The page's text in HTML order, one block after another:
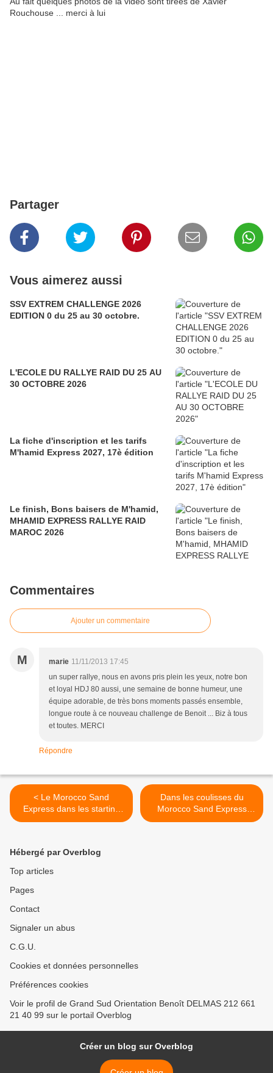
Rouchouse ... merci à lui
Partager
Vous aimerez aussi
SSV EXTREM CHALLENGE 2026
EDITION 0 du 25 au 30 octobre.
L'ECOLE DU RALLYE RAID DU 25 AU
30 OCTOBRE 2026
La fiche d'inscription et les tarifs
M'hamid Express 2027, 17è édition
Le finish, Bons baisers de M'hamid,
MHAMID EXPRESS RALLYE RAID
MAROC 2026
Commentaires
Ajouter un commentaire
M marie 11/11/2013 17:45
un super rallye, nous en avons pris plein les yeux, notre bon
et loyal HDJ 80 aussi, une semaine de bonne humeur, une
équipe adorable, de très bons moments passés ensemble,
longue route à ce nouveau challenge de Benoit ... Biz à tous
et toutes. MERCI
Répondre
< Le Morocco Sand
Express dans les starting
block !!!
Dans les coulisses du
Morocco Sand Express
notre raid au Maroc >
Hébergé par Overblog
Top articles
Pages
Contact
Signaler un abus
C.G.U.
Cookies et données personnelles
Préférences cookies
Voir le profil de Grand Sud Orientation Benoît DELMAS 212 661
21 40 99 sur le portail Overblog
Créer un blog sur Overblog